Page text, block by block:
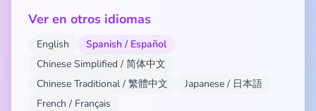
Ver en otros idiomas
English
Spanish / Español
Chinese Simplified / 简体中文
Chinese Traditional / 繁體中文
Japanese / 日本語
French / Français